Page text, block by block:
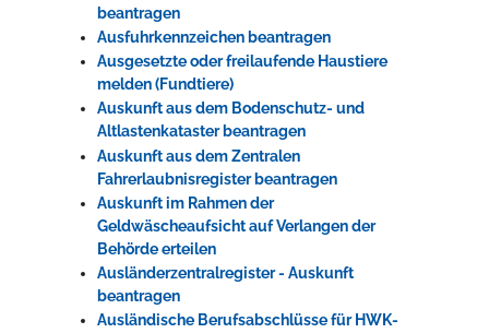
beantragen
Ausfuhrkennzeichen beantragen
Ausgesetzte oder freilaufende Haustiere
melden (Fundtiere)
Auskunft aus dem Bodenschutz- und
Altlastenkataster beantragen
Auskunft aus dem Zentralen
Fahrerlaubnisregister beantragen
Auskunft im Rahmen der
Geldwäscheaufsicht auf Verlangen der
Behörde erteilen
Ausländerzentralregister - Auskunft
beantragen
Ausländische Berufsabschlüsse für HWK-